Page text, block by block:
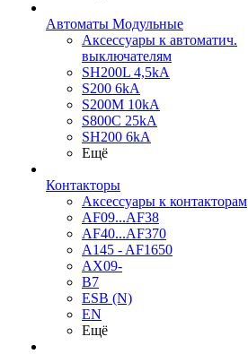
Автоматы Модульные
Аксессуары к автоматич.
выключателям
SH200L 4,5kA
S200 6kA
S200M 10kA
S800C 25kA
SH200 6kA
Ещё
Контакторы
Аксессуары к контакторам
AF09...AF38
AF40...AF370
A145 - AF1650
AX09-
B7
ESB (N)
EN
Ещё